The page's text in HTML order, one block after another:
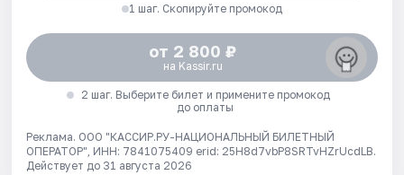
1 шаг. Скопируйте промокод
от 2 800 ₽
на Kassir.ru
2 шаг. Выберите билет и примените промокод
до оплаты
Реклама. ООО "КАССИР.РУ-НАЦИОНАЛЬНЫЙ БИЛЕТНЫЙ
ОПЕРАТОР", ИНН: 7841075409 erid: 25H8d7vbP8SRTvHZrUcdLB.
Действует до 31 августа 2026